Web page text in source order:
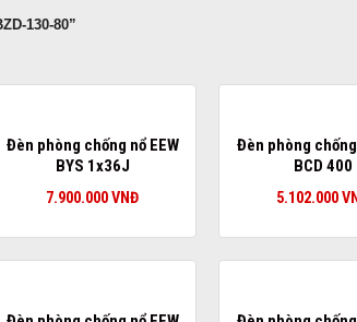
130-80”
Đèn phòng chống nổ EEW
BYS 1x36J
7.900.000VNĐ
Đèn phòng chống
BCD 400
5.102.000